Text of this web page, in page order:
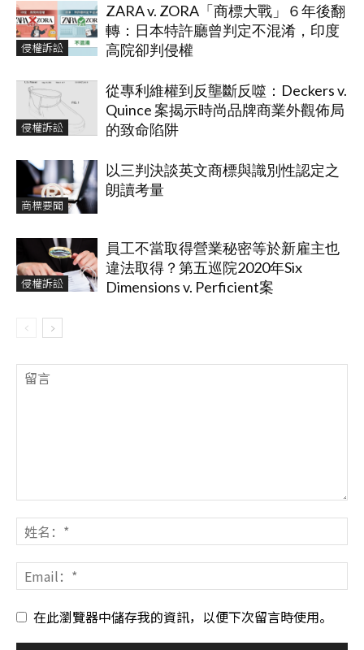
侵權訴訟
ZARA v. ZORA「商標大戰」６年後翻
轉：日本特許廳曾判定不混淆，印度
高院卻判侵權
侵權訴訟
從專利維權到反壟斷反噬：Deckers v.
Quince 案揭示時尚品牌商業外觀佈局
的致命陷阱
商標要聞
以三判決談英文商標與識別性認定之
朗讀考量
侵權訴訟
員工不當取得營業秘密等於新雇主也
違法取得？第五巡院2020年Six
Dimensions v. Perficient案
在此瀏覽器中儲存我的資訊，以便下次留言時使用。